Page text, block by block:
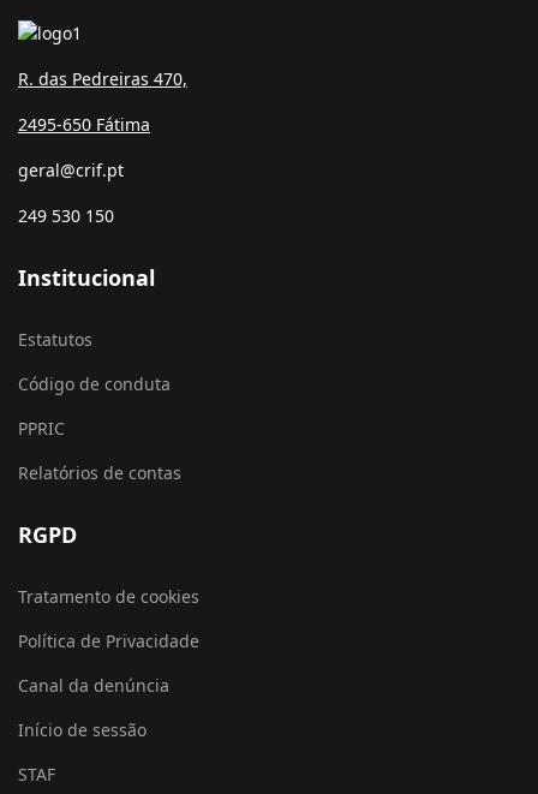
R. das Pedreiras 470,
2495-650 Fátima
geral@crif.pt
249 530 150
Institucional
Estatutos
Código de conduta
PPRIC
Relatórios de contas
RGPD
Tratamento de cookies
Política de Privacidade
Canal da denúncia
Início de sessão
STAF